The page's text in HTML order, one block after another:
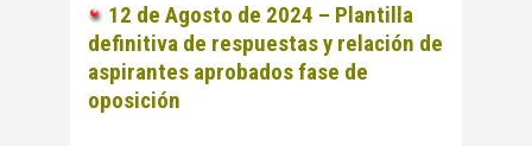
12 de Agosto de 2024 – Plantilla
definitiva de respuestas y relación de
aspirantes aprobados fase de
oposición